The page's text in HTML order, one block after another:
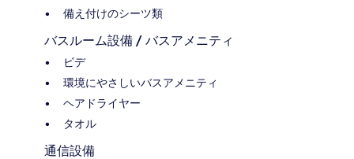
備え付けのシーツ類
バスルーム設備 / バスアメニティ
ビデ
環境にやさしいバスアメニティ
ヘアドライヤー
タオル
通信設備